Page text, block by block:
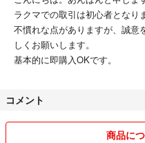
ラクマでの取引は初心者となり
不慣れな点がありますが、誠意
しくお願いします。
基本的に即購入OKです。
コメント
商品に